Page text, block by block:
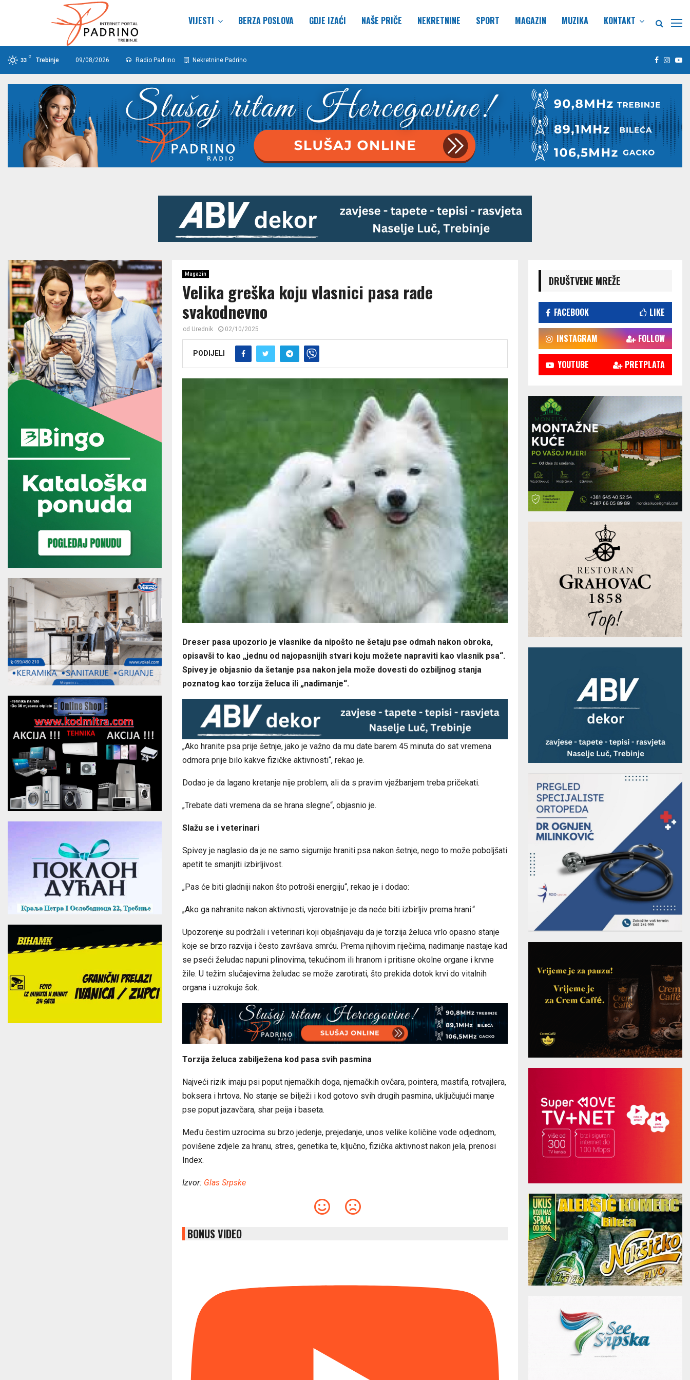
VIJESTI BERZA POSLOVA GDJE IZAĆI NAŠE PRIČE NEKRETNINE SPORT MAGAZIN MUZIKA KONTAKT
33
C
Trebinje 09/08/2026 Radio Padrino Nekretnine Padrino Facebook
Magazin
Velika greška koju vlasnici pasa rade
svakodnevno
od Urednik 02/10/2025
PODIJELI
Dreser pasa upozorio je vlasnike da nipošto ne šetaju pse odmah nakon obroka,
opisavši to kao „jednu od najopasnijih stvari koju možete napraviti kao vlasnik psa“.
Spivey je objasnio da šetanje psa nakon jela može dovesti do ozbiljnog stanja
poznatog kao torzija želuca ili „nadimanje“.
„Ako hranite psa prije šetnje, jako je važno da mu date barem 45 minuta do sat vremena
odmora prije bilo kakve fizičke aktivnosti“, rekao je.
Dodao je da lagano kretanje nije problem, ali da s pravim vježbanjem treba pričekati.
„Trebate dati vremena da se hrana slegne“, objasnio je.
Slažu se i veterinari
Spivey je naglasio da je ne samo sigurnije hraniti psa nakon šetnje, nego to može poboljšati
apetit te smanjiti izbirljivost.
„Pas će biti gladniji nakon što potroši energiju“, rekao je i dodao:
„Ako ga nahranite nakon aktivnosti, vjerovatnije je da neće biti izbirljiv prema hrani.“
Upozorenje su podržali i veterinari koji objašnjavaju da je torzija želuca vrlo opasno stanje
koje se brzo razvija i često završava smrću. Prema njihovim riječima, nadimanje nastaje kad
se pseći želudac napuni plinovima, tekućinom ili hranom i pritisne okolne organe i krvne
žile. U težim slučajevima želudac se može zarotirati, što prekida dotok krvi do vitalnih
organa i uzrokuje šok.
Torzija želuca zabilježena kod pasa svih pasmina
Najveći rizik imaju psi poput njemačkih doga, njemačkih ovčara, pointera, mastifa, rotvajlera,
boksera i hrtova. No stanje se bilježi i kod gotovo svih drugih pasmina, uključujući manje
pse poput jazavčara, shar peija i baseta.
Među čestim uzrocima su brzo jedenje, prejedanje, unos velike količine vode odjednom,
povišene zdjele za hranu, stres, genetika te, ključno, fizička aktivnost nakon jela, prenosi
Index.
Izvor: Glas Srpske
BONUS VIDEO
DRUŠTVENE MREŽE
FACEBOOK LIKE
INSTAGRAM FOLLOW
YOUTUBE PRETPLATA